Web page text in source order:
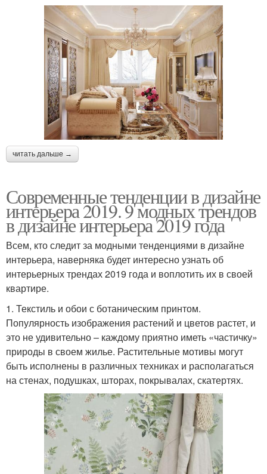
читать дальше →
Современные тенденции в дизайне
интерьера 2019. 9 модных трендов
в дизайне интерьера 2019 года
Всем, кто следит за модными тенденциями в дизайне
интерьера, наверняка будет интересно узнать об
интерьерных трендах 2019 года и воплотить их в своей
квартире.
1. Текстиль и обои с ботаническим принтом.
Популярность изображения растений и цветов растет, и
это не удивительно – каждому приятно иметь «частичку»
природы в своем жилье. Растительные мотивы могут
быть исполнены в различных техниках и располагаться
на стенах, подушках, шторах, покрывалах, скатертях.